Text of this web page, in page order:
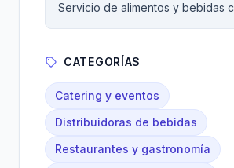
Servicio de alimentos y bebidas
CATEGORÍAS
Catering y eventos
Distribuidoras de bebidas
Restaurantes y gastronomía